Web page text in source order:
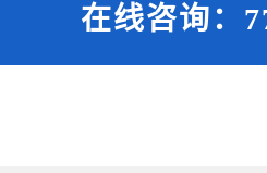
在线咨询：